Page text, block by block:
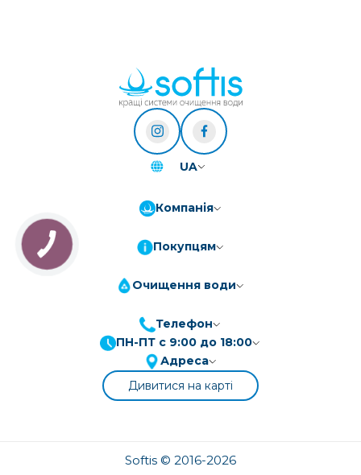
ПриватБанк
3-10 платежів, кредит 0.01%
3-7 платежів, кредит 0.01%
3-10 платежів, кредит 0.01%
UA
Компанія
Покупцям
Очищення води
Телефон
ПН-ПТ с 9:00 до 18:00
Адреса
Дивитися на карті
Softis © 2016-2026